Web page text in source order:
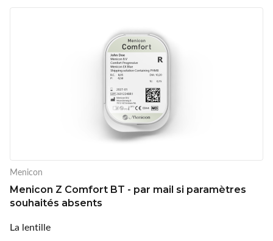
Menicon
Menicon Z Comfort BT - par mail si paramètres
souhaités absents
La lentille